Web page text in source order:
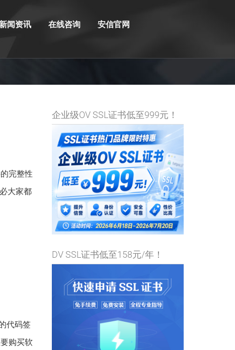
闻资讯 在线咨询 安信官网
完整性
大家都
代码签
购买软
企业级OV SSL证书低至999元！
DV SSL证书低至158元/年！